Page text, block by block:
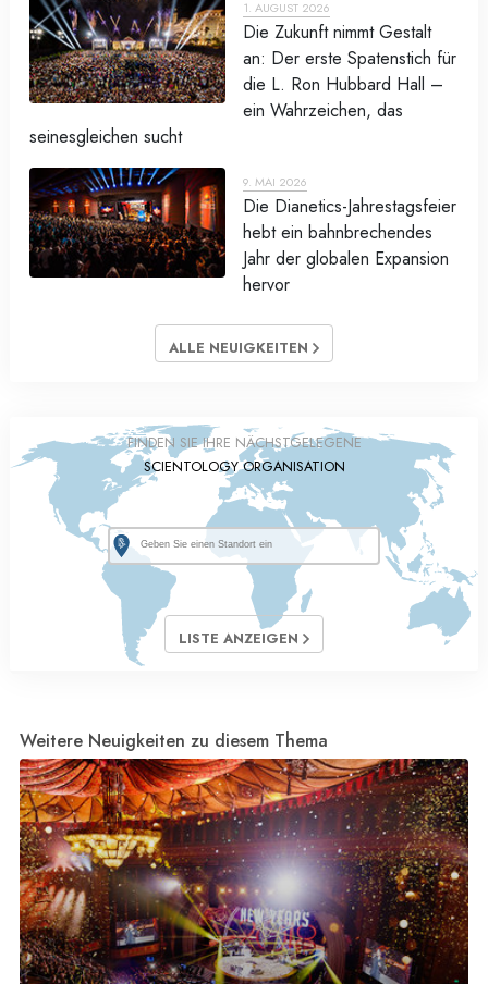
1. AUGUST 2026
Die Zukunft nimmt Gestalt
an: Der erste Spatenstich für
die L. Ron Hubbard Hall –
ein Wahrzeichen, das
seinesgleichen sucht
9. MAI 2026
Die Dianetics-Jahrestagsfeier
hebt ein bahnbrechendes
Jahr der globalen Expansion
hervor
ALLE NEUIGKEITEN
FINDEN SIE IHRE NÄCHSTGELEGENE
SCIENTOLOGY ORGANISATION
LISTE ANZEIGEN
Weitere Neuigkeiten zu diesem Thema